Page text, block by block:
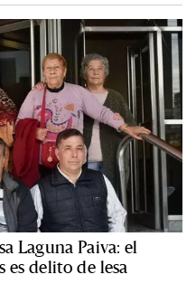
Laguna Paiva: el
es delito de lesa